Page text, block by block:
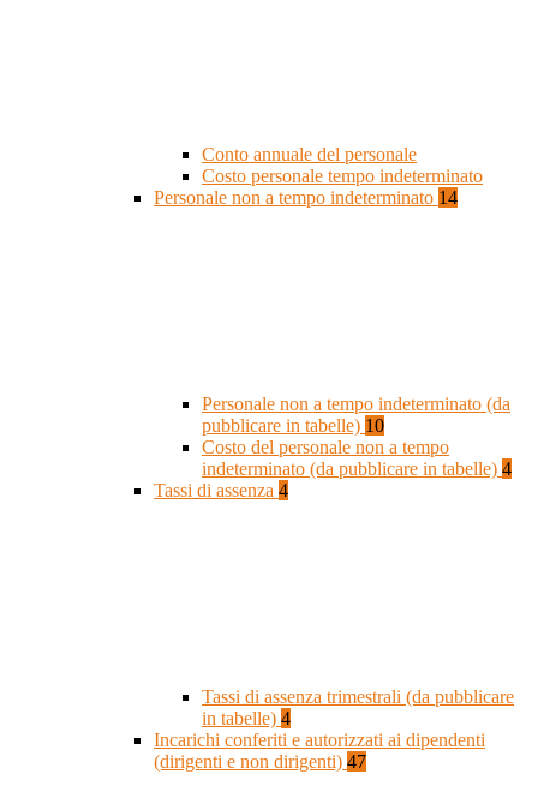
Conto annuale del personale
Costo personale tempo indeterminato
Personale non a tempo indeterminato 14
Personale non a tempo indeterminato (da
pubblicare in tabelle) 10
Costo del personale non a tempo
indeterminato (da pubblicare in tabelle) 4
Tassi di assenza 4
Tassi di assenza trimestrali (da pubblicare
in tabelle) 4
Incarichi conferiti e autorizzati ai dipendenti
(dirigenti e non dirigenti) 47